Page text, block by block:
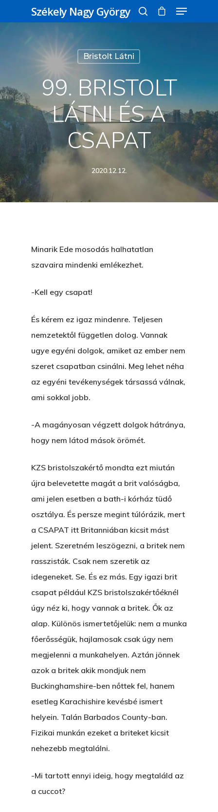
Üss egy entert a kereséshez, vagy nyomd
meg az ESC gombot a bezáráshoz
Székely Nagy György
Bristolt Látni
99. BRISTOLT
LÁTNI ÉS A
CSAPAT
2020.12.12.
Minarik Ede mosodás halhatatlan
szavaira mindenki emlékezhet.
-Kell egy csapat!
És kérem ez igaz mindenre. Teljesen
nemzetektől független dolog. Vannak
ugye egyéni dolgok, amiket az ember nem
szeret csapatban csinálni. Meg lehet néha
az egyéni tevékenységek társassá válnak,
ami sokkal jobb.
-A magányosan végzett dolgok hátránya,
hogy nem látod mások örömét.
KZS bristolszakértő mondta ezt miután
újra belevetette magát a brit valóságba,
ami jelen esetben a bath-i kórház tüdő
osztálya. És persze megint túlórázik, mert
a CSAPAT itt Britanniában kicsit mást
jelent. Szeretném leszögezni, a britek nem
rasszisták. Csak nem szeretik az
idegeneket. Se. És ez más. Egy igazi brit
csapat például KZS bristolszakértőéknél
úgy néz ki, hogy vannak a britek. Ők az
alap. Különös ismertetőjelük: nem a munka
főerősségük, hajlamosak csak úgy nem
megjelenni a munkahelyen. Aztán jönnek
azok a britek akik mondjuk nem
Buckinghamshire-ben nőttek fel, hanem
esetleg Karachishire kevésbé ismert
helyein. Talán Barbados County-ban.
Fizikai munkán ezeket a briteket kicsit
nehezebb megtalálni.
-Mi tartott ennyi ideig, hogy megtaláld az
a cuccot?